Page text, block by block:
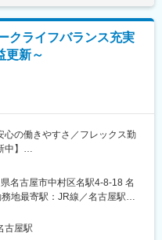
、時間単位で取得できる有給休
り）、子供が3歳になるまで取
可能。
児補助支援金を給付。
1年経過後から取得可能。
決まっており、同期入社者と
行います。会社のことや業務を
で座学中心でロープレを交え
拠点に配属され先輩社員から
もに医療機関へ同行するな
す。確認テストやチェックシ
社後1年程度で一人で担当を持
後も定期的に中途入社者に対し
ます。
てくれるため、安心して進め
良や突発休の場合にも周囲が
チームワークが強みです。
間の平均残業時間は12.1時間で
クライフバランス充実
更新～
心の働きやすさ／フレックス勤
】
業務を行っていただきます。
名古屋市中村区名駅4-8-18 名
地最寄駅：JR線／名古屋駅受
地詳細2＞東海住所：東海エリア
、） 受動喫煙対策：屋内全面
古屋駅